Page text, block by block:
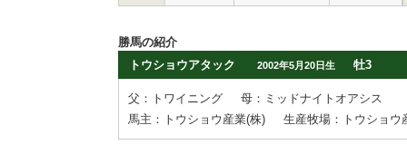
勝馬の紹介
トウショウアタック
2002年5月20日生 牡3
父：トワイニング
母：ミッドナイトオアシス
馬主：トウショウ産業(株)
生産牧場：トウショウ